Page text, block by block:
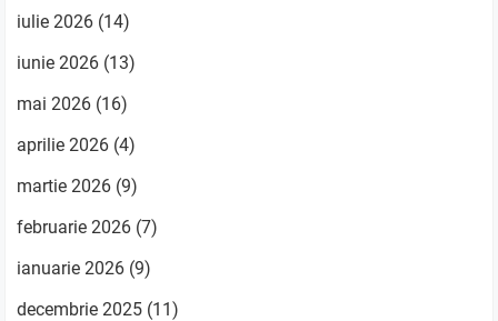
iulie 2026 (14)
iunie 2026 (13)
mai 2026 (16)
aprilie 2026 (4)
martie 2026 (9)
februarie 2026 (7)
ianuarie 2026 (9)
decembrie 2025 (11)